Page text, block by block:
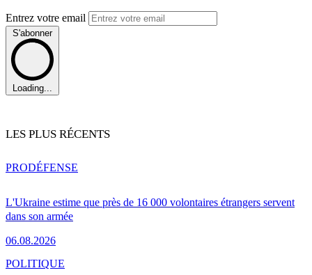
Entrez votre email
S'abonner
Loading...
LES PLUS RÉCENTS
L'Ukraine estime que près de 16 000 volontaires étrangers servent
dans son armée
06.08.2026
PRODÉFENSE
POLITIQUE